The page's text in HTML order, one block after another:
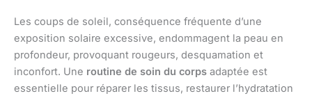
Les coups de soleil, conséquence fréquente d’une
exposition solaire excessive, endommagent la peau en
profondeur, provoquant rougeurs, desquamation et
inconfort. Une routine de soin du corps adaptée est
essentielle pour réparer les tissus, restaurer l’hydratation